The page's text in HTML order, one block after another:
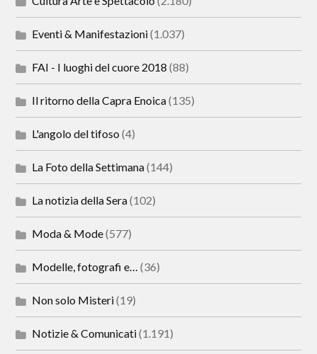
Eventi & Manifestazioni(1.037)
FAI - I luoghi del cuore 2018 (88)
Il ritorno della Capra Enoica(135)
L'angolo del tifoso (4)
La Foto della Settimana(144)
La notizia della Sera(102)
Moda & Mode(577)
Modelle, fotografi e… (36)
Non solo Misteri(19)
Notizie & Comunicati(1.191)